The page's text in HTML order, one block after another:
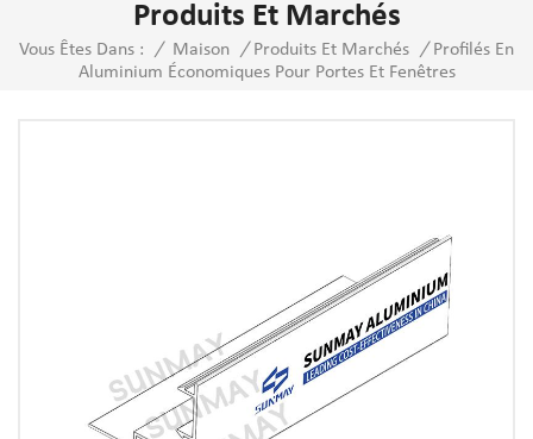
Produits Et Marchés
Vous Êtes Dans : / Maison / Produits Et Marchés / Profilés En
Aluminium Économiques Pour Portes Et Fenêtres